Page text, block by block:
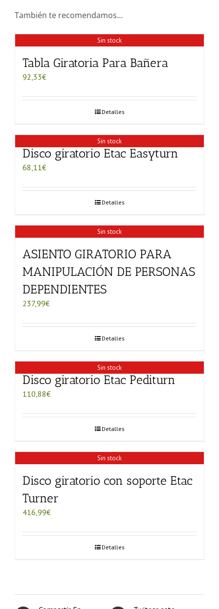
También te recomendamos…
Sin stock
Tabla Giratoria Para Bañera
92,33€
Detalles
Sin stock
Disco giratorio Etac Easyturn
68,11€
Detalles
Sin stock
ASIENTO GIRATORIO PARA
MANIPULACIÓN DE PERSONAS
DEPENDIENTES
237,99€
Detalles
Sin stock
Disco giratorio Etac Pediturn
110,88€
Detalles
Sin stock
Disco giratorio con soporte Etac
Turner
416,99€
Detalles